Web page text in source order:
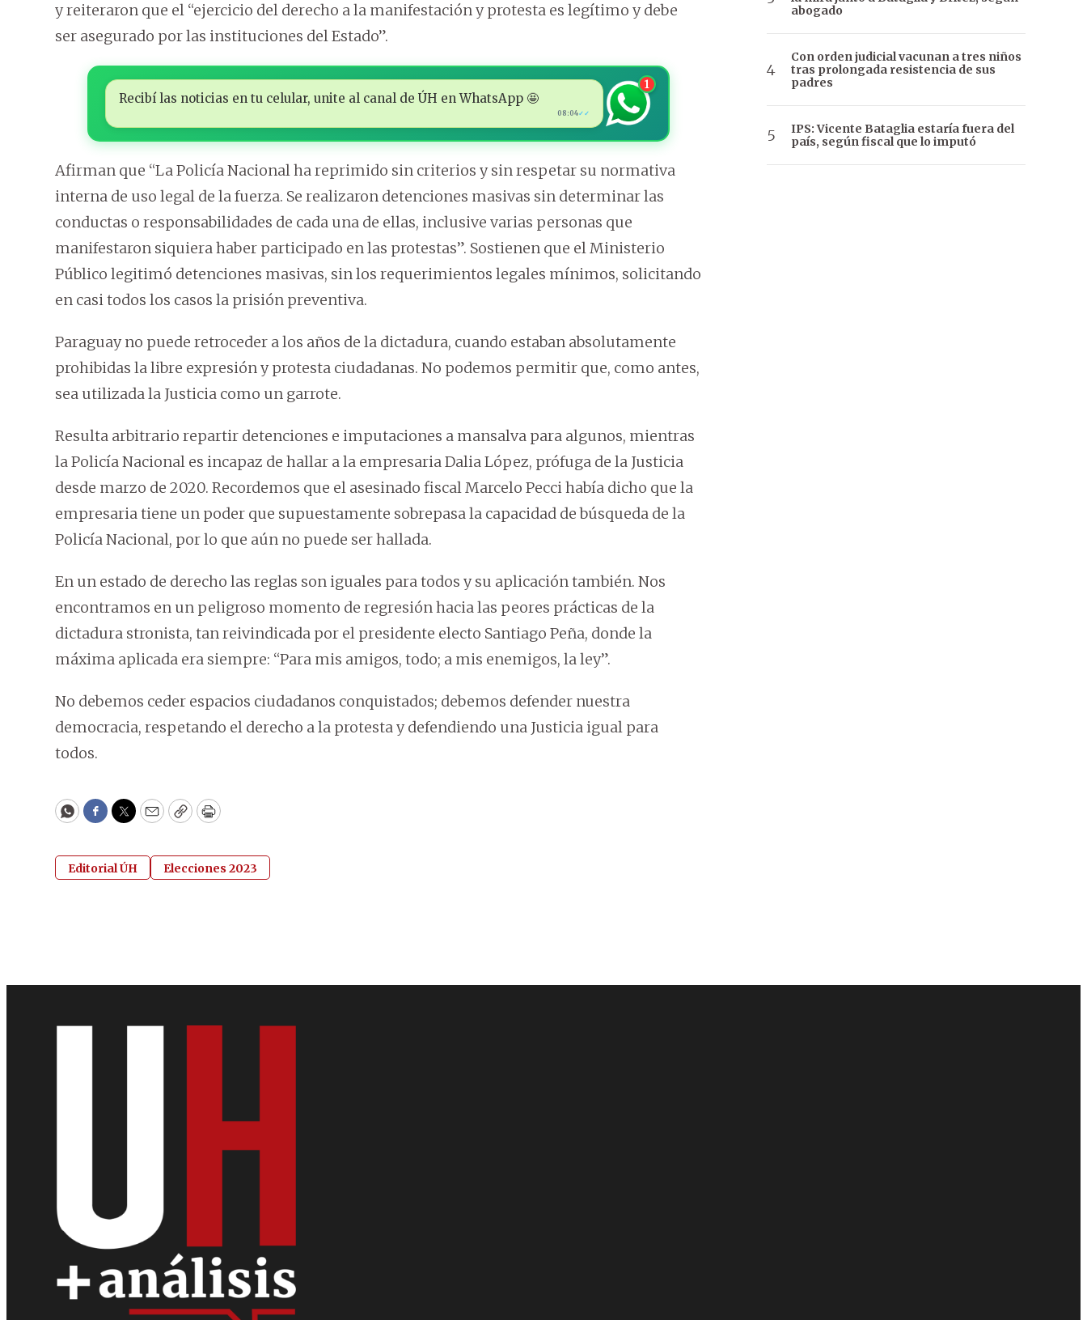
y reiteraron que el “ejercicio del derecho a la manifestación y protesta es legítimo y debe
ser asegurado por las instituciones del Estado”.
Recibí las noticias en tu celular, unite al canal de ÚH en WhatsApp 🤩
08:04✓✓
1
Afirman que “La Policía Nacional ha reprimido sin criterios y sin respetar su normativa
interna de uso legal de la fuerza. Se realizaron detenciones masivas sin determinar las
conductas o responsabilidades de cada una de ellas, inclusive varias personas que
manifestaron siquiera haber participado en las protestas”. Sostienen que el Ministerio
Público legitimó detenciones masivas, sin los requerimientos legales mínimos, solicitando
en casi todos los casos la prisión preventiva.
Paraguay no puede retroceder a los años de la dictadura, cuando estaban absolutamente
prohibidas la libre expresión y protesta ciudadanas. No podemos permitir que, como antes,
sea utilizada la Justicia como un garrote.
Resulta arbitrario repartir detenciones e imputaciones a mansalva para algunos, mientras
la Policía Nacional es incapaz de hallar a la empresaria Dalia López, prófuga de la Justicia
desde marzo de 2020. Recordemos que el asesinado fiscal Marcelo Pecci había dicho que la
empresaria tiene un poder que supuestamente sobrepasa la capacidad de búsqueda de la
Policía Nacional, por lo que aún no puede ser hallada.
En un estado de derecho las reglas son iguales para todos y su aplicación también. Nos
encontramos en un peligroso momento de regresión hacia las peores prácticas de la
dictadura stronista, tan reivindicada por el presidente electo Santiago Peña, donde la
máxima aplicada era siempre: “Para mis amigos, todo; a mis enemigos, la ley”.
No debemos ceder espacios ciudadanos conquistados; debemos defender nuestra
democracia, respetando el derecho a la protesta y defendiendo una Justicia igual para
todos.
WhatsApp
Facebook
Twitter
EmailCopyPrint
Editorial ÚH Elecciones 2023
abogado
Con orden judicial vacunan a tres niños
tras prolongada resistencia de sus
padres
IPS: Vicente Bataglia estaría fuera del
país, según fiscal que lo imputó